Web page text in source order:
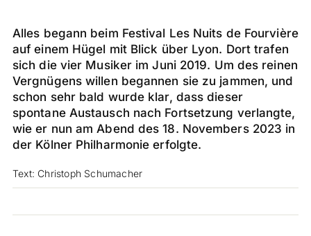
Alles begann beim Festival Les Nuits de Fourvière
auf einem Hügel mit Blick über Lyon. Dort trafen
sich die vier Musiker im Juni 2019. Um des reinen
Vergnügens willen begannen sie zu jammen, und
schon sehr bald wurde klar, dass dieser
spontane Austausch nach Fortsetzung verlangte,
wie er nun am Abend des 18. Novembers 2023 in
der Kölner Philharmonie erfolgte.
Text: Christoph Schumacher